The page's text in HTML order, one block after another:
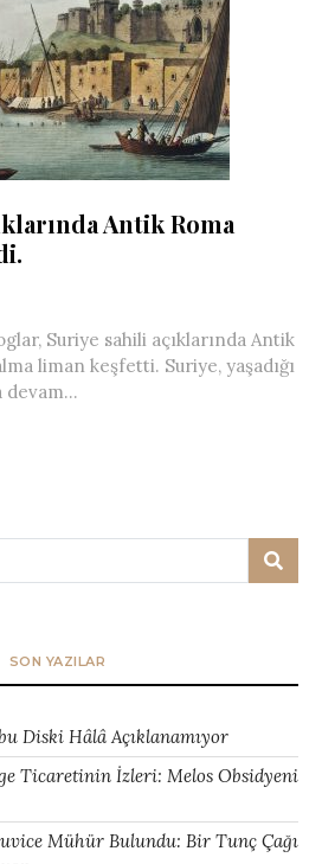
Antik Roma
Suriye sahili açıklarında Antik
liman keşfetti. Suriye, yaşadığı
devam...
SON YAZILAR
Diski Hâlâ Açıklanamıyor
Ticaretinin İzleri: Melos Obsidyeni
Mühür Bulundu: Bir Tunç Çağı